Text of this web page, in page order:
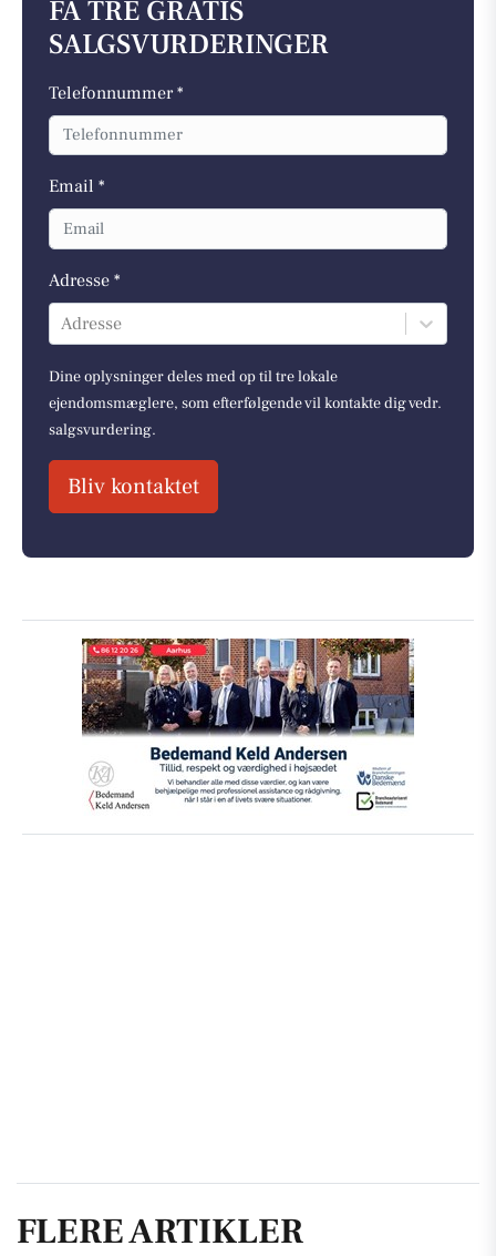
FÅ TRE GRATIS
SALGSVURDERINGER
Telefonnummer *
Email *
Adresse *
Adresse
Dine oplysninger deles med op til tre lokale
ejendomsmæglere, som efterfølgende vil kontakte dig vedr.
salgsvurdering.
Bliv kontaktet
FLERE ARTIKLER